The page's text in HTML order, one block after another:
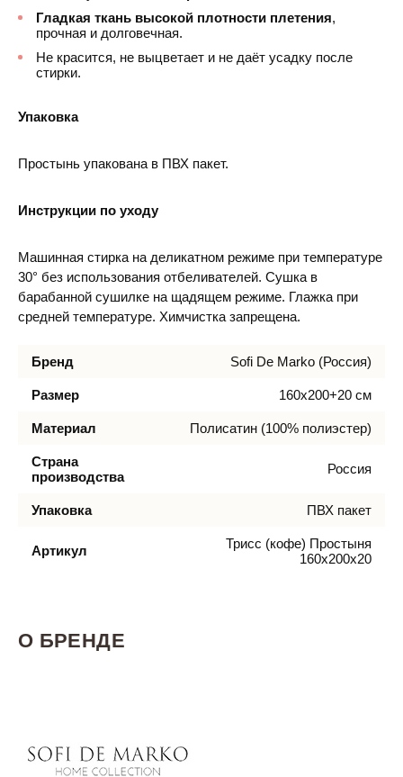
Гладкая ткань высокой плотности плетения,
прочная и долговечная.
Не красится, не выцветает и не даёт усадку после
стирки.
Упаковка
Простынь упакована в ПВХ пакет.
Инструкции по уходу
Машинная стирка на деликатном режиме при температуре
30° без использования отбеливателей. Сушка в
барабанной сушилке на щадящем режиме. Глажка при
средней температуре. Химчистка запрещена.
Бренд Sofi De Marko (Россия)
Размер 160х200+20 см
Материал Полисатин (100% полиэстер)
Страна
производства
Россия
Упаковка ПВХ пакет
Артикул
Трисс (кофе) Простыня
160х200х20
О БРЕНДЕ